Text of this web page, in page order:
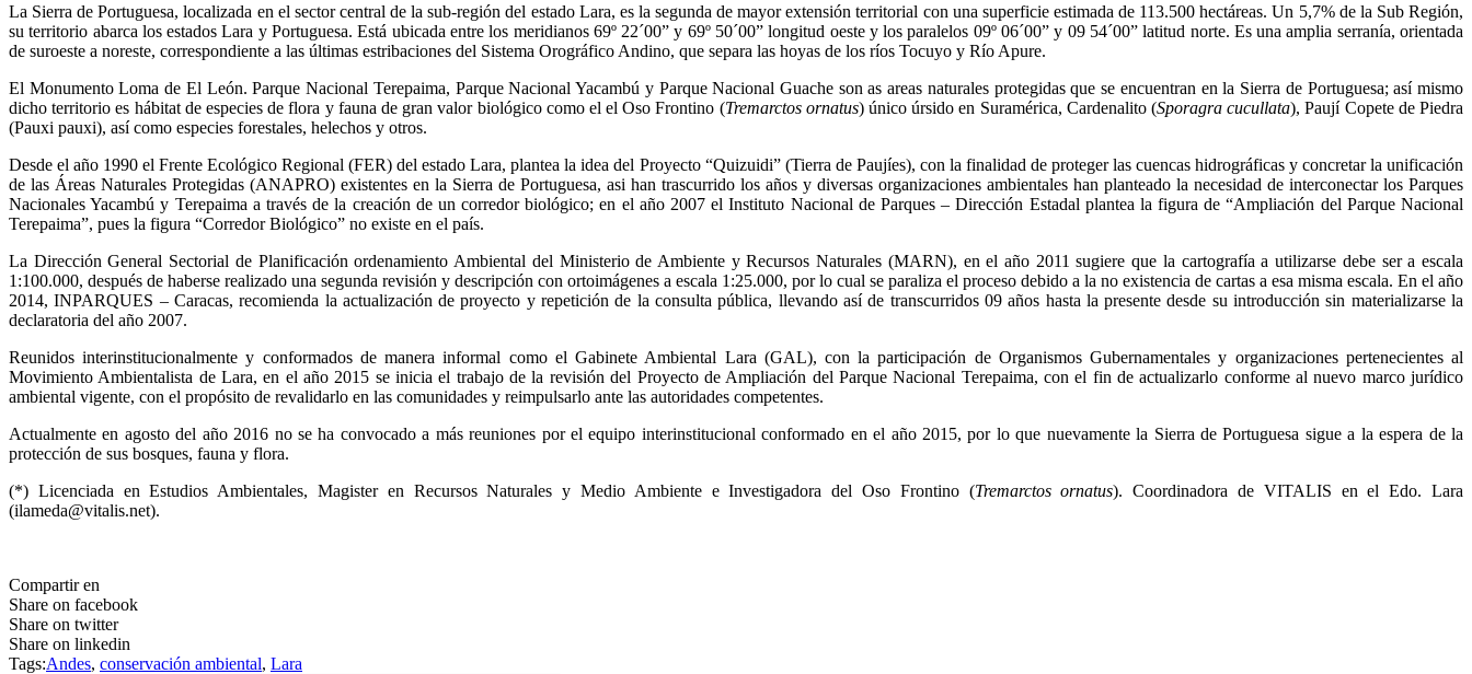
La Sierra de Portuguesa, localizada en el sector central de la sub-región del estado Lara, es la segunda de mayor extensión territorial con una superficie estimada de 113.500 hectáreas. Un 5,7% de la Sub Región,
su territorio abarca los estados Lara y Portuguesa. Está ubicada entre los meridianos 69º 22´00” y 69º 50´00” longitud oeste y los paralelos 09º 06´00” y 09 54´00” latitud norte. Es una amplia serranía, orientada
de suroeste a noreste, correspondiente a las últimas estribaciones del Sistema Orográfico Andino, que separa las hoyas de los ríos Tocuyo y Río Apure.
El Monumento Loma de El León. Parque Nacional Terepaima, Parque Nacional Yacambú y Parque Nacional Guache son as areas naturales protegidas que se encuentran en la Sierra de Portuguesa; así mismo
dicho territorio es hábitat de especies de flora y fauna de gran valor biológico como el el Oso Frontino (Tremarctos ornatus) único úrsido en Suramérica, Cardenalito (Sporagra cucullata), Paují Copete de Piedra
(Pauxi pauxi), así como especies forestales, helechos y otros.
Desde el año 1990 el Frente Ecológico Regional (FER) del estado Lara, plantea la idea del Proyecto “Quizuidi” (Tierra de Paujíes), con la finalidad de proteger las cuencas hidrográficas y concretar la unificación
de las Áreas Naturales Protegidas (ANAPRO) existentes en la Sierra de Portuguesa, asi han trascurrido los años y diversas organizaciones ambientales han planteado la necesidad de interconectar los Parques
Nacionales Yacambú y Terepaima a través de la creación de un corredor biológico; en el año 2007 el Instituto Nacional de Parques – Dirección Estadal plantea la figura de “Ampliación del Parque Nacional
Terepaima”, pues la figura “Corredor Biológico” no existe en el país.
La Dirección General Sectorial de Planificación ordenamiento Ambiental del Ministerio de Ambiente y Recursos Naturales (MARN), en el año 2011 sugiere que la cartografía a utilizarse debe ser a escala
1:100.000, después de haberse realizado una segunda revisión y descripción con ortoimágenes a escala 1:25.000, por lo cual se paraliza el proceso debido a la no existencia de cartas a esa misma escala. En el año
2014, INPARQUES – Caracas, recomienda la actualización de proyecto y repetición de la consulta pública, llevando así de transcurridos 09 años hasta la presente desde su introducción sin materializarse la
declaratoria del año 2007.
Reunidos interinstitucionalmente y conformados de manera informal como el Gabinete Ambiental Lara (GAL), con la participación de Organismos Gubernamentales y organizaciones pertenecientes al
Movimiento Ambientalista de Lara, en el año 2015 se inicia el trabajo de la revisión del Proyecto de Ampliación del Parque Nacional Terepaima, con el fin de actualizarlo conforme al nuevo marco jurídico
ambiental vigente, con el propósito de revalidarlo en las comunidades y reimpulsarlo ante las autoridades competentes.
Actualmente en agosto del año 2016 no se ha convocado a más reuniones por el equipo interinstitucional conformado en el año 2015, por lo que nuevamente la Sierra de Portuguesa sigue a la espera de la
protección de sus bosques, fauna y flora.
(*) Licenciada en Estudios Ambientales, Magister en Recursos Naturales y Medio Ambiente e Investigadora del Oso Frontino (Tremarctos ornatus). Coordinadora de VITALIS en el Edo. Lara
(ilameda@vitalis.net).
Compartir en
Share on facebook
Share on twitter
Share on linkedin
Tags:Andes, conservación ambiental, Lara